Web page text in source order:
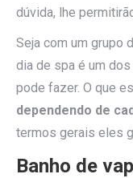
dúvida, lhe
Seja com um grupo
dia de spa é um
pode fazer. O que
dependendo de
termos gerais eles
Banho de